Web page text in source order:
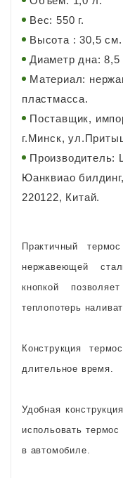
Вес: 550 г.
Высота : 30,5 см.
Диаметр дна: 8,5
Материал:
пластмасса.
Поставщик,
г.Минск,
Юанквиао
220122, Китай.
Практичный
нержавеющей
кнопкой
теплопотерь
Конструкция
длительное время.
Удобная
испольовать
в автомобиле.